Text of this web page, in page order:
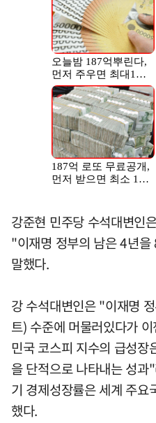
강준현 민주당 수석대변인
"이재명 정부의 남은 4년
말했다.
강 수석대변인은 "이재명
트) 수준에 머물러있다가
민국 코스피 지수의 급성장
을 단적으로 나타내는 성
기 경제성장률은 세계 주
했다.